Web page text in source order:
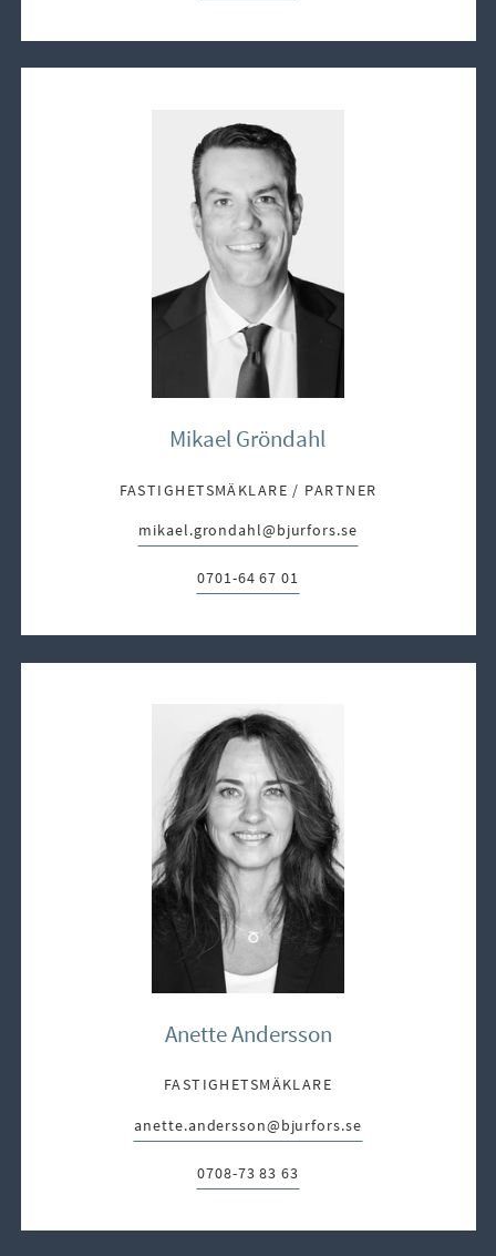
Mikael Gröndahl
FASTIGHETSMÄKLARE / PARTNER
E-post:
mikael.grondahl@bjurfors.se
Telefon:
0701-64 67 01
Anette Andersson
FASTIGHETSMÄKLARE
E-post:
anette.andersson@bjurfors.se
Telefon:
0708-73 83 63